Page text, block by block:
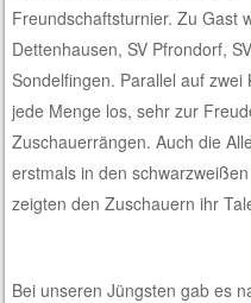
Freundschaftsturnier. Zu Gast
Dettenhausen, SV Pfrondorf,
Sondelfingen. Parallel auf
jede Menge los, sehr zur
Zuschauerrängen. Auch die
erstmals in den
zeigten den Zuschauern ihr
Bei unseren Jüngsten gab es